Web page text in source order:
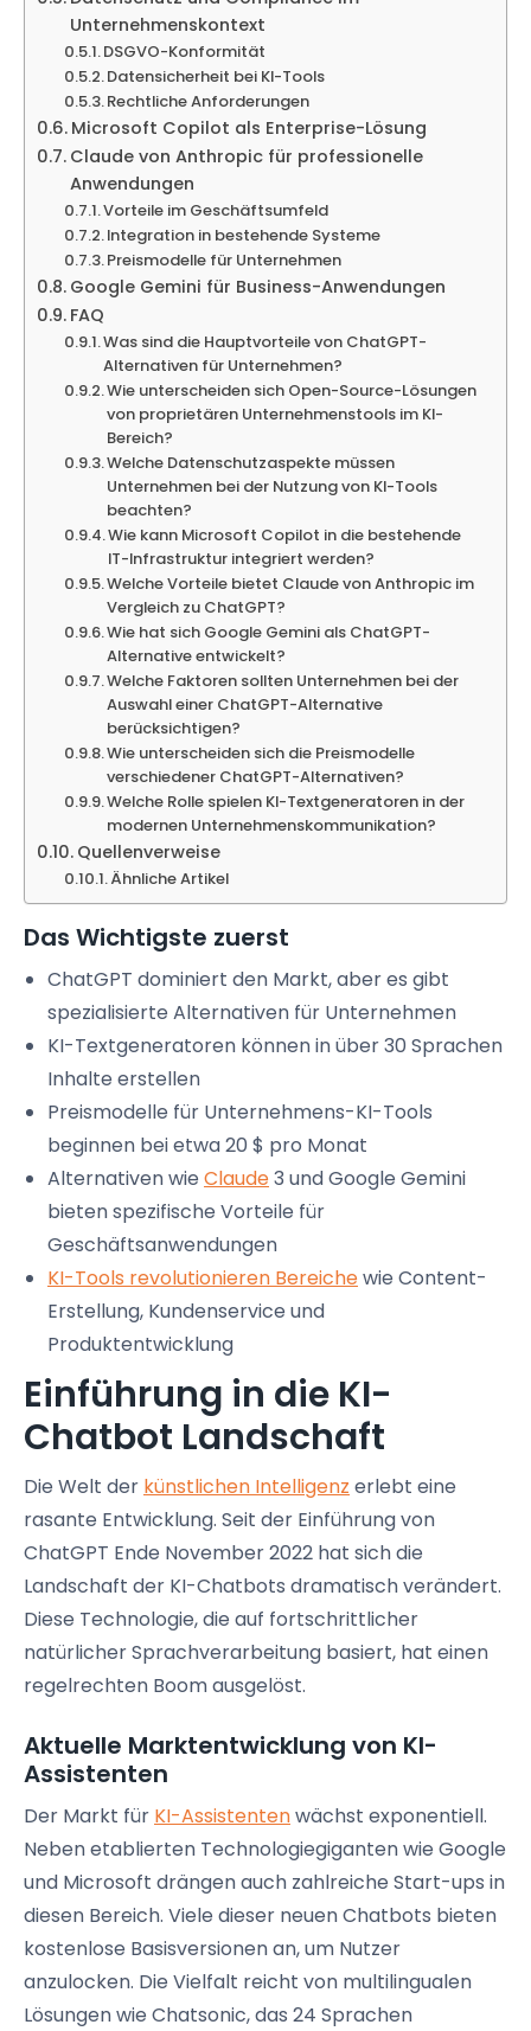
Unternehmenskontext
DSGVO-Konformität
Datensicherheit bei KI-Tools
Rechtliche Anforderungen
Microsoft Copilot als Enterprise-Lösung
Claude von Anthropic für professionelle
Anwendungen
Vorteile im Geschäftsumfeld
Integration in bestehende Systeme
Preismodelle für Unternehmen
Google Gemini für Business-Anwendungen
FAQ
Was sind die Hauptvorteile von ChatGPT-
Alternativen für Unternehmen?
Wie unterscheiden sich Open-Source-Lösungen
von proprietären Unternehmenstools im KI-
Bereich?
Welche Datenschutzaspekte müssen
Unternehmen bei der Nutzung von KI-Tools
beachten?
Wie kann Microsoft Copilot in die bestehende
IT-Infrastruktur integriert werden?
Welche Vorteile bietet Claude von Anthropic im
Vergleich zu ChatGPT?
Wie hat sich Google Gemini als ChatGPT-
Alternative entwickelt?
Welche Faktoren sollten Unternehmen bei der
Auswahl einer ChatGPT-Alternative
berücksichtigen?
Wie unterscheiden sich die Preismodelle
verschiedener ChatGPT-Alternativen?
Welche Rolle spielen KI-Textgeneratoren in der
modernen Unternehmenskommunikation?
Quellenverweise
Ähnliche Artikel
Das Wichtigste zuerst
ChatGPT dominiert den Markt, aber es gibt
spezialisierte Alternativen für Unternehmen
KI-Textgeneratoren können in über 30 Sprachen
Inhalte erstellen
Preismodelle für Unternehmens-KI-Tools
beginnen bei etwa 20 $ pro Monat
Alternativen wie Claude3 und Google Gemini
bieten spezifische Vorteile für
Geschäftsanwendungen
KI-Tools revolutionieren Bereichewie Content-
Erstellung, Kundenservice und
Produktentwicklung
Einführung in die KI-
Chatbot Landschaft
Die Welt der künstlichen Intelligenz erlebt eine
rasante Entwicklung. Seit der Einführung von
ChatGPT Ende November 2022 hat sich die
Landschaft der KI-Chatbots dramatisch verändert.
Diese Technologie, die auf fortschrittlicher
natürlicher Sprachverarbeitung basiert, hat einen
regelrechten Boom ausgelöst.
Aktuelle Marktentwicklung von KI-
Assistenten
Der Markt für KI-Assistentenwächst exponentiell.
Neben etablierten Technologiegiganten wie Google
und Microsoft drängen auch zahlreiche Start-ups in
diesen Bereich. Viele dieser neuen Chatbots bieten
kostenlose Basisversionen an, um Nutzer
anzulocken. Die Vielfalt reicht von multilingualen
Lösungen wie Chatsonic, das 24 Sprachen